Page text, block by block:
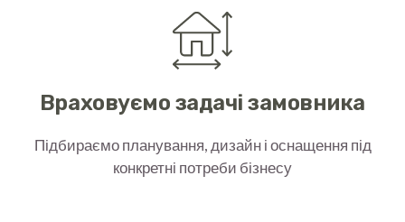
Враховуємо задачі замовника
Підбираємо планування, дизайн і оснащення під
конкретні потреби бізнесу